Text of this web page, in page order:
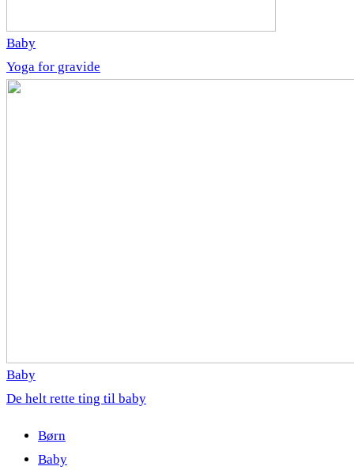
Baby
Yoga for gravide
Baby
De helt rette ting til baby
Børn
Baby